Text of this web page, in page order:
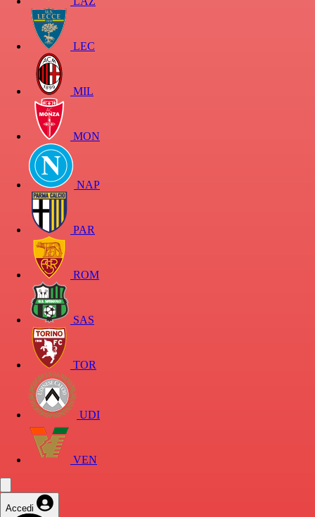
LEC
MIL
MON
NAP
PAR
ROM
SAS
TOR
UDI
VEN
Accedi